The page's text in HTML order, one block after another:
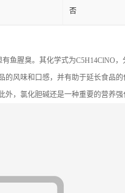
否
鱼腥臭。其化学式为C5H14ClNO
的风味和口感，并有助于延长食品
外，氯化胆碱还是一种重要的营养